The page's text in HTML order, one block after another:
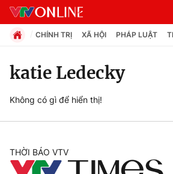
Chuyên mục
Chính trị
Xã hội
CHÍNH TRỊ XÃ HỘI PHÁP LUẬT
katie Ledecky
Không có gì để hiển thị!
THỜI BÁO VTV